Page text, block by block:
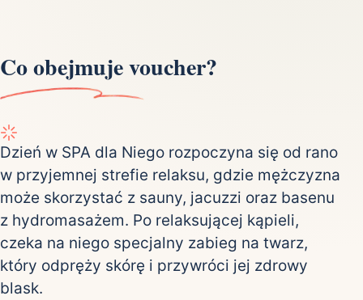
Co obejmuje voucher?
Dzień w SPA dla Niego rozpoczyna się od rano
w przyjemnej strefie relaksu, gdzie mężczyzna
może skorzystać z sauny, jacuzzi oraz basenu
z hydromasażem. Po relaksującej kąpieli,
czeka na niego specjalny zabieg na twarz,
który odpręży skórę i przywróci jej zdrowy
blask.